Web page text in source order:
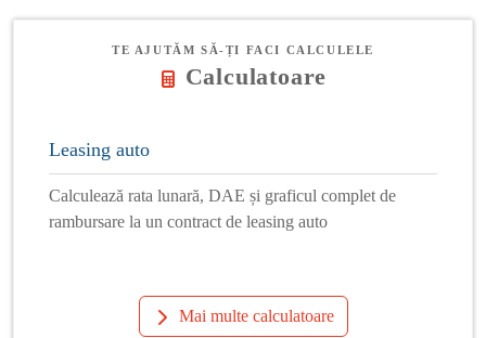
TE AJUTĂM SĂ-ȚI FACI CALCULELE
Calculatoare
Leasing auto
Calculează rata lunară, DAE și graficul complet de
rambursare la un contract de leasing auto
Mai multe calculatoare